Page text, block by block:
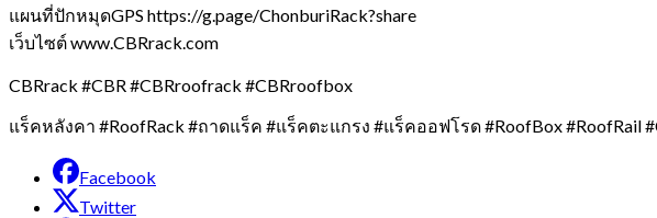
แผนที่ปักหมุดGPS https://g.page/ChonburiRack?share
เว็บไซต์ www.CBRrack.com
CBRrack #CBR #CBRroofrack #CBRroofbox
แร็คหลังคา #RoofRack #ถาดแร็ค #แร็คตะแกรง #แร็คออฟโรด #RoofBox
Facebook
Twitter